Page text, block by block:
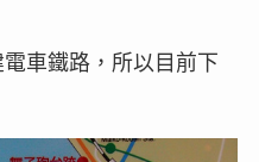
車鐵路，所以目前下